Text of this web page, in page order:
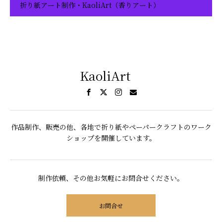
折り紙アート制作・KaoliArt（香りアート）
KaoliArt
作品制作、販売の他、各地で折り紙やペーパークラフトのワーク
ショップを開催しています。
制作依頼、その他お気軽にお問合せください。
お問合せ